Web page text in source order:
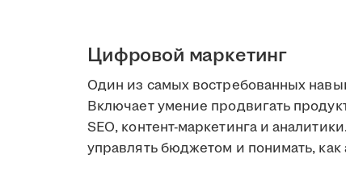
Цифровой маркетинг
Один из самых востребованных
Включает умение продвигать
SEO, контент-маркетинга и
управлять бюджетом и понимать,